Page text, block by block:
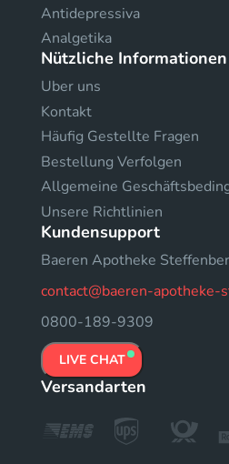
Antidepressiva
Analgetika
Nützliche Informationen
Uber uns
Kontakt
Häufig Gestellte Fragen
Bestellung Verfolgen
Allgemeine
Unsere Richtlinien
Kundensupport
Baeren Apotheke
contact@baeren-apotheke-
0800-189-9309
LIVE CHAT
Versandarten